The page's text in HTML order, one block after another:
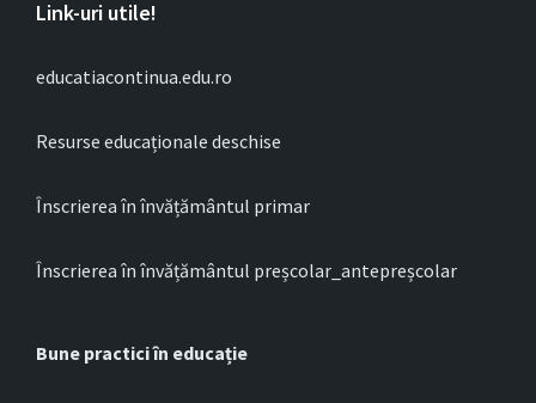
Link-uri utile!
educatiacontinua.edu.ro
Resurse educaționale deschise
Înscrierea în învățământul primar
Înscrierea în învățământul preșcolar_antepreșcolar
Bune practici în educație